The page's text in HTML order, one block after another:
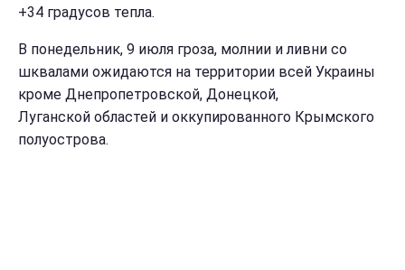
+34 градусов тепла.
В понедельник, 9 июля гроза, молнии и ливни со
шквалами ожидаются на территории всей Украины
кроме Днепропетровской, Донецкой,
Луганской областей и оккупированного Крымского
полуострова.